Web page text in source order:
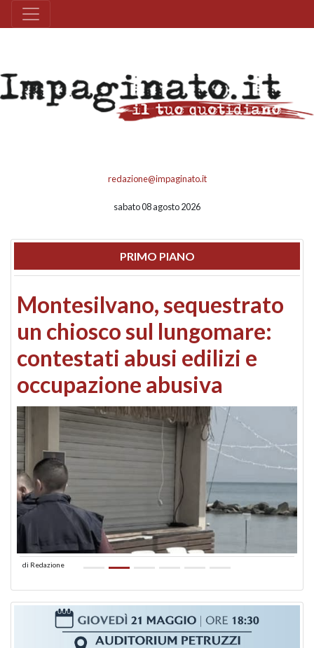
redazione@impaginato.it
sabato 08 agosto 2026
PRIMO PIANO
Montesilvano, sequestrato
un chiosco sul lungomare:
contestati abusi edilizi e
occupazione abusiva
di Redazione